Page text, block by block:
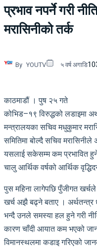
प्रभाव नपर्ने गरी
मरासिनीको तर्क
By YOUTV ५ वर्ष अगाडि
काठमाडौं । पुष २५ गते
कोभिड–१९ विरुद्धको लडाइमा
मन्त्रालयका सचिव मधुकुमार
समितिमा बोल्दै सचिव
यसलाई सकेसम्म कम प्रभावित हुने
चालु आर्थिक वर्षको आर्थिक
पुस महिना लागेपछि पुँजीगत
खर्च अझै बढ्ने बताए । अर्थतन्त्र
भन्दै उनले समस्या हल हुने गरी
कारण चाँदी आयात कम भएको
विमानस्थलमा कडाइ गरिएको